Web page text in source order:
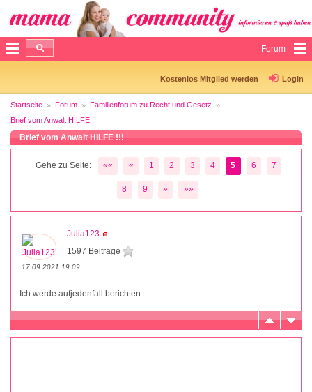
Forum
Kostenlos Mitglied werden Login
Startseite Forum
Familienforum zu Recht und Gesetz
Brief vom Anwalt HILFE !!!
Brief vom Anwalt HILFE !!!
Gehe zu Seite: «« « 1 2 3 4 5 6 7
8 9 » »»
Julia123
1597 Beiträge
17.09.2021 19:09
Ich werde aufjedenfall berichten.